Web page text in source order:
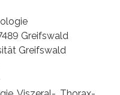
Greifswald
Greifswald